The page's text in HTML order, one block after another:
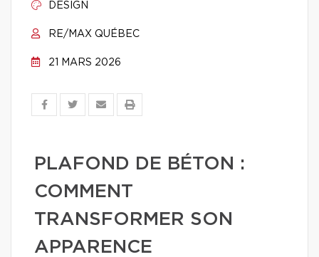
DESIGN
RE/MAX QUÉBEC
21 MARS 2026
PLAFOND DE BÉTON :
COMMENT
TRANSFORMER SON
APPARENCE